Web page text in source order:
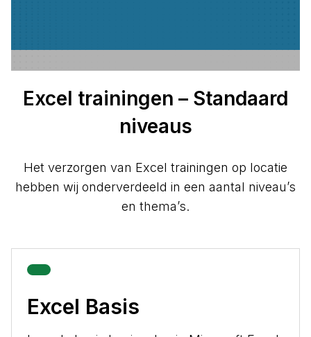
Excel trainingen – Standaard
niveaus
Het verzorgen van Excel trainingen op locatie
hebben wij onderverdeeld in een aantal niveau’s
en thema’s.
Excel Basis